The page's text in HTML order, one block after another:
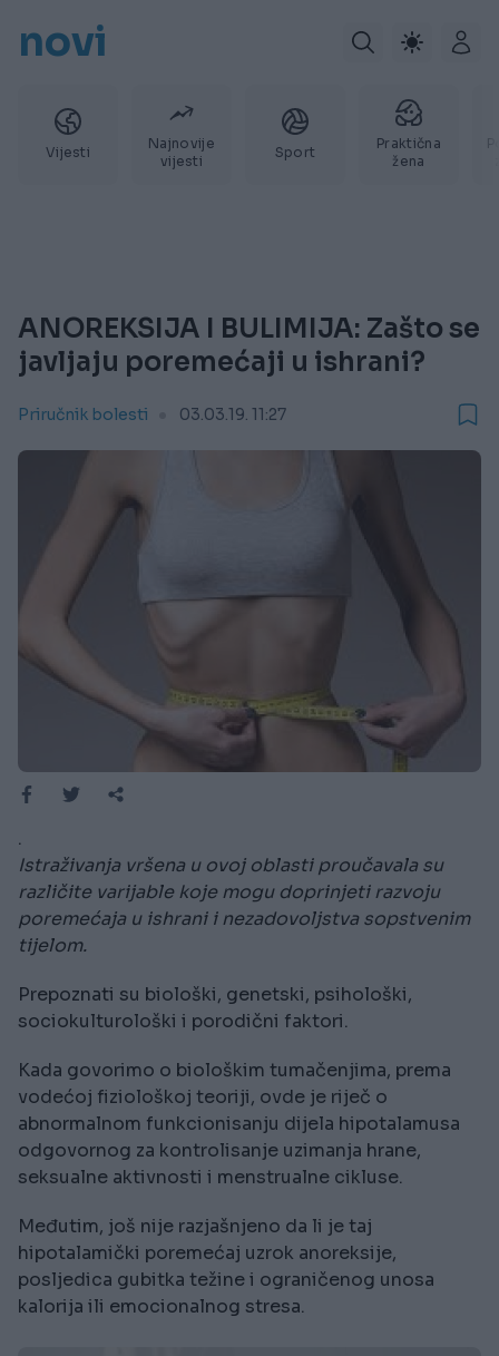
novi
Vijesti
Najnovije
vijesti
Sport
Praktična
žena
ANOREKSIJA I BULIMIJA: Zašto se
javljaju poremećaji u ishrani?
Priručnik bolesti 03.03.19. 11:27
.
Istraživanja vršena u ovoj oblasti proučavala su
različite varijable koje mogu doprinjeti razvoju
poremećaja u ishrani i nezadovoljstva sopstvenim
tijelom.
Prepoznati su biološki, genetski, psihološki,
sociokulturološki i porodični faktori.
Kada govorimo o biološkim tumačenjima, prema
vodećoj fiziološkoj teoriji, ovde je riječ o
abnormalnom funkcionisanju dijela hipotalamusa
odgovornog za kontrolisanje uzimanja hrane,
seksualne aktivnosti i menstrualne cikluse.
Međutim, još nije razjašnjeno da li je taj
hipotalamički poremećaj uzrok anoreksije,
posljedica gubitka težine i ograničenog unosa
kalorija ili emocionalnog stresa.